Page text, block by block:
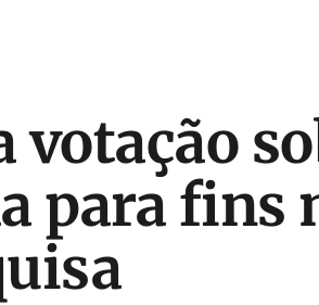
votação
para fins